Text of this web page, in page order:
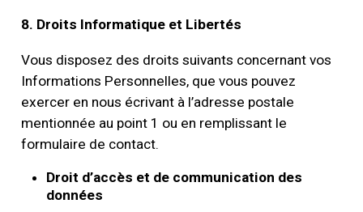
8. Droits Informatique et Libertés
Vous disposez des droits suivants concernant vos
Informations Personnelles, que vous pouvez
exercer en nous écrivant à l’adresse postale
mentionnée au point 1 ou en remplissant le
formulaire de contact.
Droit d’accès et de communication des
données